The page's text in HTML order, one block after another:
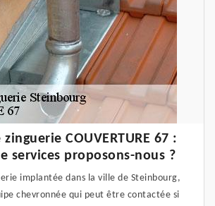
COUVERTURE 67 :
services proposons-nous ?
implantée dans la ville de Steinbourg,
chevronnée qui peut être contactée si